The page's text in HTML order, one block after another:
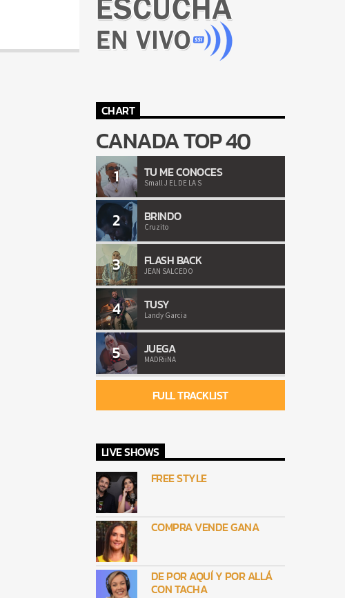
CHART
CANADA TOP 40
1 TU ME CONOCES
Small J EL DE LA S
2 BRINDO
Cruzito
3 FLASH BACK
JEAN SALCEDO
4 TUSY
Landy Garcia
5 JUEGA
MADRiiNA
FULL TRACKLIST
LIVE SHOWS
FREE STYLE
COMPRA VENDE GANA
DE POR AQUÍ Y POR ALLÁ
CON TACHA